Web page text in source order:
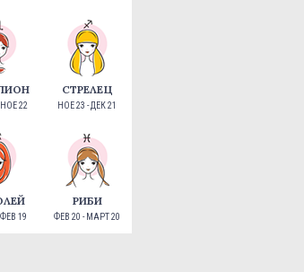
22
СТРЕЛЕЦ
НОЕ 23 - ДЕК 21
19
РИБИ
ФЕВ 20 - МАРТ 20